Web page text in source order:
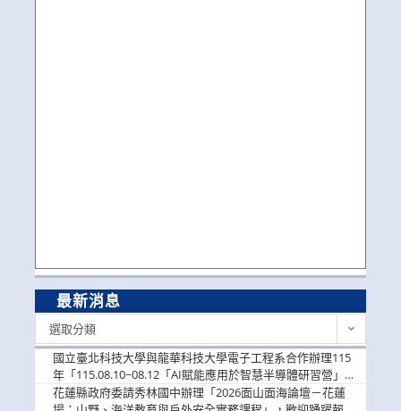
最新消息
選取分類
國立臺北科技大學與龍華科技大學電子工程系合作辦理115
年「115.08.10~08.12「AI賦能應用於智慧半導體研習營」，
歡迎學生踴躍報名參加
花蓮縣政府委請秀林國中辦理「2026面山面海論壇－花蓮